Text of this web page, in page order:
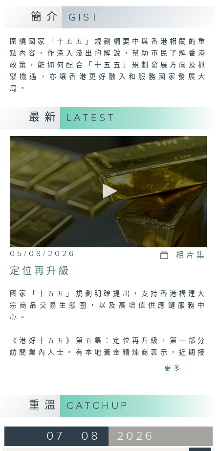
簡介 GIST
圍繞國家「十五五」規劃綱要中與香港相關的重
點內容，作深入淺出的解說，幫助市民了解香港
政策，能如何配合「十五五」規劃發展方向及抓
緊機遇，亦讓香港更好融入和服務國家發展大
局。
最新 LATEST
0
seconds
of
24
37
seconds
05/08/2026 相片集
定位再升級
國家「十五五」規劃明確提出，支持香港構建大
宗商品交易生態圈，以及高增值供應鏈服務中
心。
《港好十五五》第五集：定位再升級，第一部分
訪問業內人士。有本地黃金精煉商表示，近期接
獲來自中東及歐洲客戶的查詢增加了；亦有內地
場可結合離岸人民幣中心優勢，拓展以人民幣計
價及結算的產品。
節目第二部分專訪財政司司長陳茂波，他表示，
發展大宗商品交易生態圈，可以豐富香港國際金
更多...
重溫 CATCHUP
07 - 08 2026